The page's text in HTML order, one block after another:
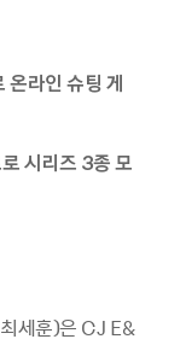
온라인 슈팅 게
시리즈 3종 모
세훈)은 CJ E&